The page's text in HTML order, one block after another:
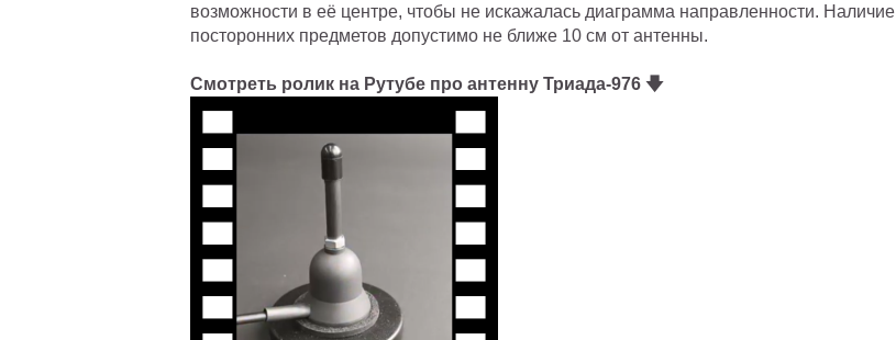
возможности в её центре, чтобы не искажалась диаграмма направленности. Наличие
посторонних предметов допустимо не ближе 10 см от антенны.
Смотреть ролик на Рутубе про антенну Триада-976 🡇